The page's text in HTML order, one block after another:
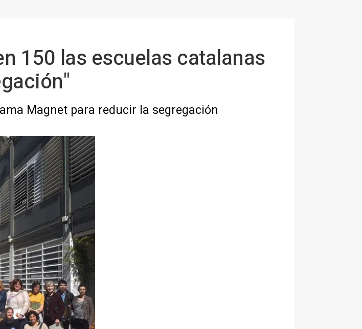
150 las escuelas catalanas
Magnet para reducir la segregación